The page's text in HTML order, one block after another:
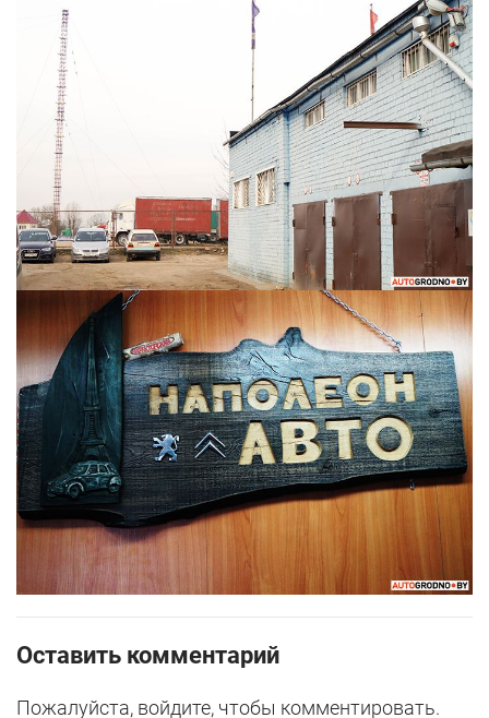
Оставить комментарий
Пожалуйста, войдите, чтобы комментировать.